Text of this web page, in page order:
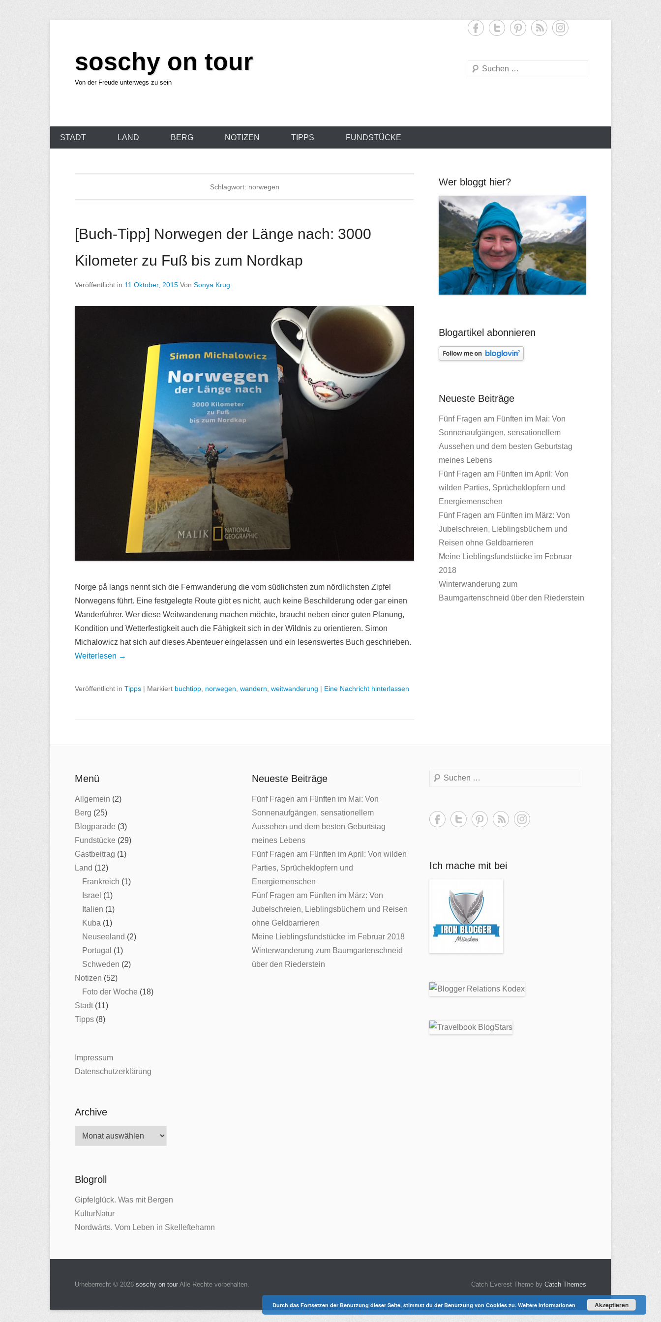
w
soschy on tour
Von der Freude unterwegs zu sein
S
r
STADT LAND BERG NOTIZEN TIPPS FUNDSTÜCKE
Schlagwort: norwegen
[Buch-Tipp] Norwegen der Länge nach: 3000
Kilometer zu Fuß bis zum Nordkap
Veröffentlicht in 11 Oktober, 2015 Von Sonya Krug
Norge på langs nennt sich die Fernwanderung die vom südlichsten zum nördlichsten Zipfel
Norwegens führt. Eine festgelegte Route gibt es nicht, auch keine Beschilderung oder gar einen
Wanderführer. Wer diese Weitwanderung machen möchte, braucht neben einer guten Planung,
Kondition und Wetterfestigkeit auch die Fähigkeit sich in der Wildnis zu orientieren. Simon
Michalowicz hat sich auf dieses Abenteuer eingelassen und ein lesenswertes Buch geschrieben.
Weiterlesen →
Veröffentlicht in Tipps | Markiert buchtipp norwegen wandern weitwanderung | Eine Nachricht hinterlassen
Wer bloggt hier?
Blogartikel abonnieren
Neueste Beiträge
Fünf Fragen am Fünften im Mai: Von
Sonnenaufgängen, sensationellem
Aussehen und dem besten Geburtstag
meines Lebens
Fünf Fragen am Fünften im April: Von
wilden Parties, Sprücheklopfern und
Energiemenschen
Fünf Fragen am Fünften im März: Von
Jubelschreien, Lieblingsbüchern und
Reisen ohne Geldbarrieren
Meine Lieblingsfundstücke im Februar
2018
Winterwanderung zum
Baumgartenschneid über den Riederstein
Menü
Allgemein (2)
Berg (25)
Blogparade (3)
Fundstücke (29)
Gastbeitrag (1)
Land (12)
Frankreich (1)
Israel (1)
Italien (1)
Kuba (1)
Neuseeland (2)
Portugal (1)
Schweden (2)
Notizen (52)
Foto der Woche (18)
Stadt(11)
Tipps (8)
Impressum
Datenschutzerklärung
Archive
r
v
e
Blogroll
Gipfelglück. Was mit Bergen
KulturNatur
Nordwärts. Vom Leben in Skelleftehamn
Neueste Beiträge
Fünf Fragen am Fünften im Mai: Von
Sonnenaufgängen, sensationellem
Aussehen und dem besten Geburtstag
meines Lebens
Fünf Fragen am Fünften im April: Von wilden
Parties, Sprücheklopfern und
Energiemenschen
Fünf Fragen am Fünften im März: Von
Jubelschreien, Lieblingsbüchern und Reisen
ohne Geldbarrieren
Meine Lieblingsfundstücke im Februar 2018
Winterwanderung zum Baumgartenschneid
über den Riederstein
S
h
Ich mache mit bei
Urheberrecht © 2026 soschy on tour Alle Rechte vorbehalten. Catch Everest Theme by Catch Themes
Durch das Fortsetzen der Benutzung dieser Seite, stimmst du der Benutzung von Cookies zu. Weitere Informationen Akzeptieren